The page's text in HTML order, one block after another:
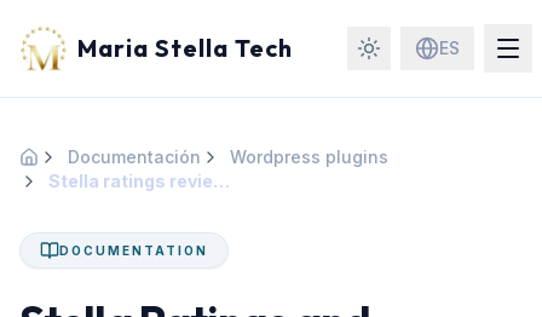
Maria Stella Tech ES
Inicio
Documentación
Wordpress plugins
Stella ratings reviews
DOCUMENTATION